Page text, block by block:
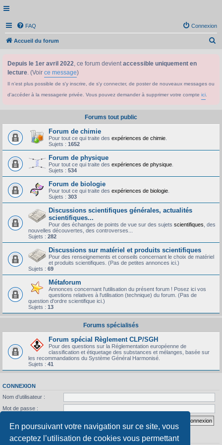
En poursuivant votre navigation sur ce site, vous
acceptez l’utilisation de cookies vous permettant
FAQ Connexion
Accueil du forum
h
Depuis le 1er avril 2022, ce forum devientaccessible uniquement en
lecture. (Voir ce message)
Il n'est plus possible de s'y inscrire, de s'y connecter, de poster de nouveaux messages ou
d'accéder à la messagerie privée. Vous pouvez demander à supprimer votre compte ici
Forums tout public
Forum de chimie
Pour tout ce qui traite des expériences de chimie
Sujets : 1652
Forum de physique
Pour tout ce qui traite des expériences de physique
Sujets : 534
Forum de biologie
Pour tout ce qui traite des expériences de biologie
Sujets : 303
Discussions scientifiques générales, actualités
scientifiques...
Pour des échanges de points de vue sur des sujets scientifiques , des
nouvelles découvertes, des controverses...
Sujets : 282
Discussions sur matériel et produits scientifiques
Pour des renseignements et conseils concernant le choix de matériel
et produits scientifiques. (Pas de petites annonces ici.)
Sujets : 69
Métaforum
Annonces concernant l'utilisation du présent forum ! Posez ici vos
questions relatives à l'utilisation (technique) du forum. (Pas de
question d'ordre scientifique ici.)
Sujets : 13
Forums spécialisés
Forum spécial Règlement CLP/SGH
Pour des questions sur la Réglementation européenne de
classification et étiquetage des substances et mélanges, basée sur
les recommandations du Système Général Harmonisé.
Sujets : 41
CONNEXION
Nom d’utilisateur :
Mot de passe :
STATISTIQUES